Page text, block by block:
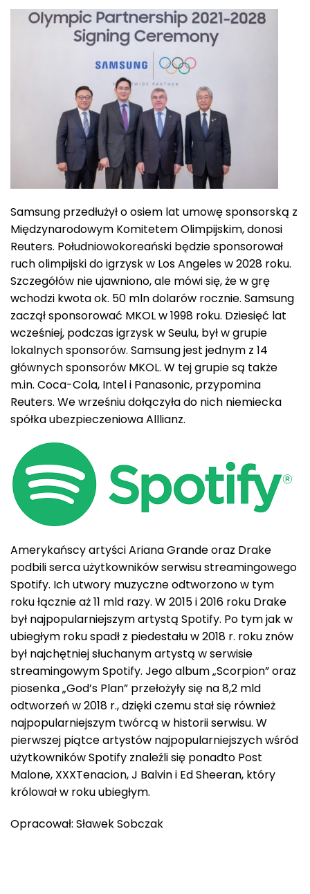
Samsung przedłużył o osiem lat umowę sponsorską z
Międzynarodowym Komitetem Olimpijskim, donosi
Reuters. Południowokoreański będzie sponsorował
ruch olimpijski do igrzysk w Los Angeles w 2028 roku.
Szczegółów nie ujawniono, ale mówi się, że w grę
wchodzi kwota ok. 50 mln dolarów rocznie. Samsung
zaczął sponsorować MKOL w 1998 roku. Dziesięć lat
wcześniej, podczas igrzysk w Seulu, był w grupie
lokalnych sponsorów. Samsung jest jednym z 14
głównych sponsorów MKOL. W tej grupie są także
m.in. Coca-Cola, Intel i Panasonic, przypomina
Reuters. We wrześniu dołączyła do nich niemiecka
spółka ubezpieczeniowa Alllianz.
Amerykańscy artyści Ariana Grande oraz Drake
podbili serca użytkowników serwisu streamingowego
Spotify. Ich utwory muzyczne odtworzono w tym
roku łącznie aż 11 mld razy. W 2015 i 2016 roku Drake
był najpopularniejszym artystą Spotify. Po tym jak w
ubiegłym roku spadł z piedestału w 2018 r. roku znów
był najchętniej słuchanym artystą w serwisie
streamingowym Spotify. Jego album „Scorpion” oraz
piosenka „God’s Plan” przełożyły się na 8,2 mld
odtworzeń w 2018 r., dzięki czemu stał się również
najpopularniejszym twórcą w historii serwisu. W
pierwszej piątce artystów najpopularniejszych wśród
użytkowników Spotify znaleźli się ponadto Post
Malone, XXXTenacion, J Balvin i Ed Sheeran, który
królował w roku ubiegłym.
Opracował: Sławek Sobczak